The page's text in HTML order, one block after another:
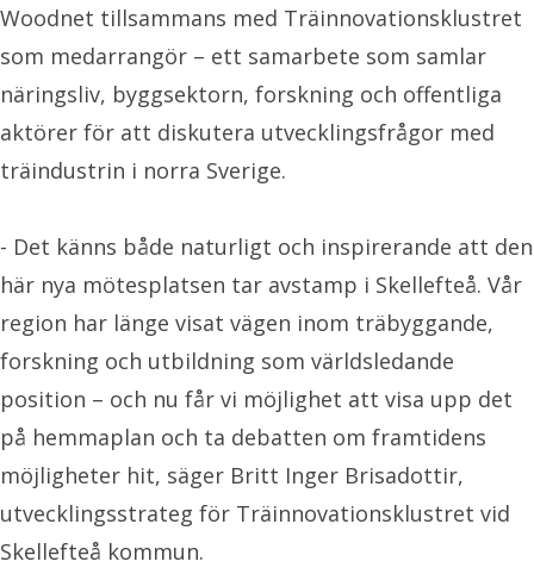
Woodnet tillsammans med Träinnovationsklustret
som medarrangör – ett samarbete som samlar
näringsliv, byggsektorn, forskning och offentliga
aktörer för att diskutera utvecklingsfrågor med
träindustrin i norra Sverige.
- Det känns både naturligt och inspirerande att den
här nya mötesplatsen tar avstamp i Skellefteå. Vår
region har länge visat vägen inom träbyggande,
forskning och utbildning som världsledande
position – och nu får vi möjlighet att visa upp det
på hemmaplan och ta debatten om framtidens
möjligheter hit, säger Britt Inger Brisadottir,
utvecklingsstrateg för Träinnovationsklustret vid
Skellefteå kommun.